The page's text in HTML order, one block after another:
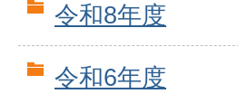
令和8年度
令和6年度